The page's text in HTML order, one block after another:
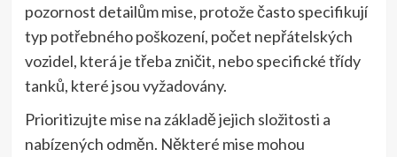
pozornost detailům mise, protože často specifikují
typ potřebného poškození, počet nepřátelských
vozidel, která je třeba zničit, nebo specifické třídy
tanků, které jsou vyžadovány.
Prioritizujte mise na základě jejich složitosti a
nabízených odměn. Některé mise mohou